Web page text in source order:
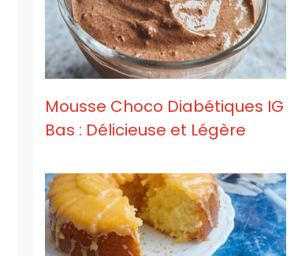
Mousse Choco Diabétiques IG
Bas : Délicieuse et Légère